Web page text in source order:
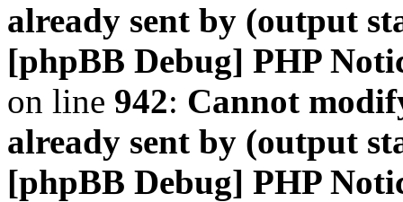
already sent by (output
[phpBB Debug] PHP
on line 942: Cannot
already sent by (output
[phpBB Debug] PHP